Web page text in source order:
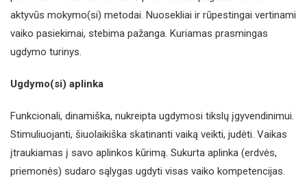
aktyvūs mokymo(si) metodai. Nuosekliai ir rūpestingai vertinami
vaiko pasiekimai, stebima pažanga. Kuriamas prasmingas
ugdymo turinys.
Ugdymo(si) aplinka
Funkcionali, dinamiška, nukreipta ugdymosi tikslų įgyvendinimui.
Stimuliuojanti, šiuolaikiška skatinanti vaiką veikti, judėti. Vaikas
įtraukiamas į savo aplinkos kūrimą. Sukurta aplinka (erdvės,
priemonės) sudaro sąlygas ugdyti visas vaiko kompetencijas.